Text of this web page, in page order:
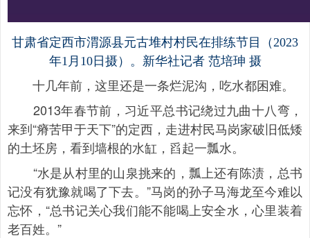
甘肃省定西市渭源县元古堆村村民在排练节目（2023
年1月10日摄）。新华社记者 范培珅 摄
十几年前，这里还是一条烂泥沟，吃水都困难。
2013年春节前，习近平总书记绕过九曲十八弯，
来到“瘠苦甲于天下”的定西，走进村民马岗家破旧低矮
的土坯房，看到墙根的水缸，舀起一瓢水。
“水是从村里的山泉挑来的，瓢上还有陈渍，总书
记没有犹豫就喝了下去。”马岗的孙子马海龙至今难以
忘怀，“总书记关心我们能不能喝上安全水，心里装着
老百姓。”